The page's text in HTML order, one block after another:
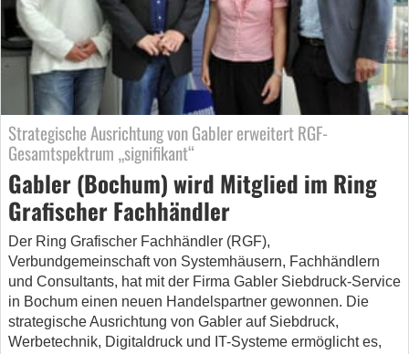
Strategische Ausrichtung von Gabler erweitert RGF-
Gesamtspektrum „signifikant“
Gabler (Bochum) wird Mitglied im Ring
Grafischer Fachhändler
Der Ring Grafischer Fachhändler (RGF),
Verbundgemeinschaft von Systemhäusern, Fachhändlern
und Consultants, hat mit der Firma Gabler Siebdruck-Service
in Bochum einen neuen Handelspartner gewonnen. Die
strategische Ausrichtung von Gabler auf Siebdruck,
Werbetechnik, Digitaldruck und IT-Systeme ermöglicht es,